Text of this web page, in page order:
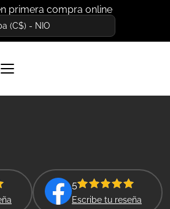
primera compra online
(C$) - NIO
5
Escribe tu reseña